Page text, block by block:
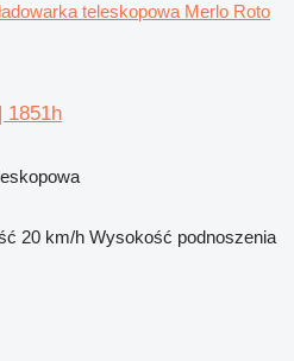
teleskopowa Merlo Roto
1851h
20 km/h Wysokość podnoszenia